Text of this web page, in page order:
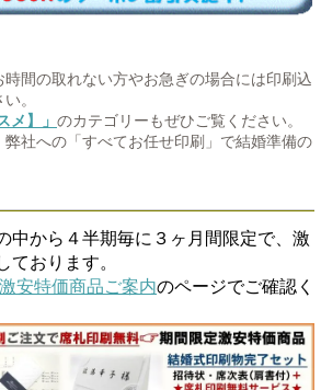
間の取れない方やお急ぎの場合には印刷込
。
メ】」 のカテゴリーもぜひご覧ください。
弊社への「すべてお任せ印刷」で結婚準備の
中から４半期毎に３ヶ月間限定で、激
ております。
安特価商品ご案内のページでご確認く